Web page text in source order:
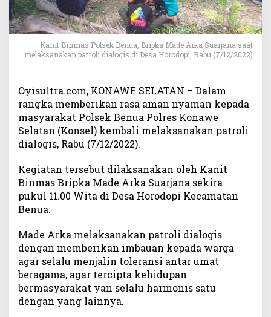
a
r
g
a
,
l
s
e
k
B
e
u
a
G
a
r
P
a
r
o
Kanit Binmas Polsek Benua, Bripka Made Arka Suarjana saat
melaksanakan patroli dialogis di Desa Horodopi, Rabu (7/12/2022)
Oyisultra.com, KONAWE SELATAN – Dalam
rangka memberikan rasa aman nyaman kepada
masyarakat Polsek Benua Polres Konawe
Selatan (Konsel) kembali melaksanakan patroli
dialogis, Rabu (7/12/2022).
Kegiatan tersebut dilaksanakan oleh Kanit
Binmas Bripka Made Arka Suarjana sekira
pukul 11.00 Wita di Desa Horodopi Kecamatan
Benua.
Made Arka melaksanakan patroli dialogis
dengan memberikan imbauan kepada warga
agar selalu menjalin toleransi antar umat
beragama, agar tercipta kehidupan
bermasyarakat yan selalu harmonis satu
dengan yang lainnya.